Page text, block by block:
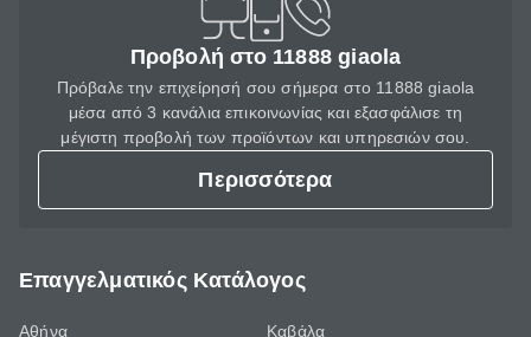
Προβολή στο 11888 giaola
Πρόβαλε την επιχείρησή σου σήμερα στο 11888 giaola
μέσα από 3 κανάλια επικοινωνίας και εξασφάλισε τη
μέγιστη προβολή των προϊόντων και υπηρεσιών σου.
Περισσότερα
Επαγγελματικός Κατάλογος
Αθήνα
Καβάλα